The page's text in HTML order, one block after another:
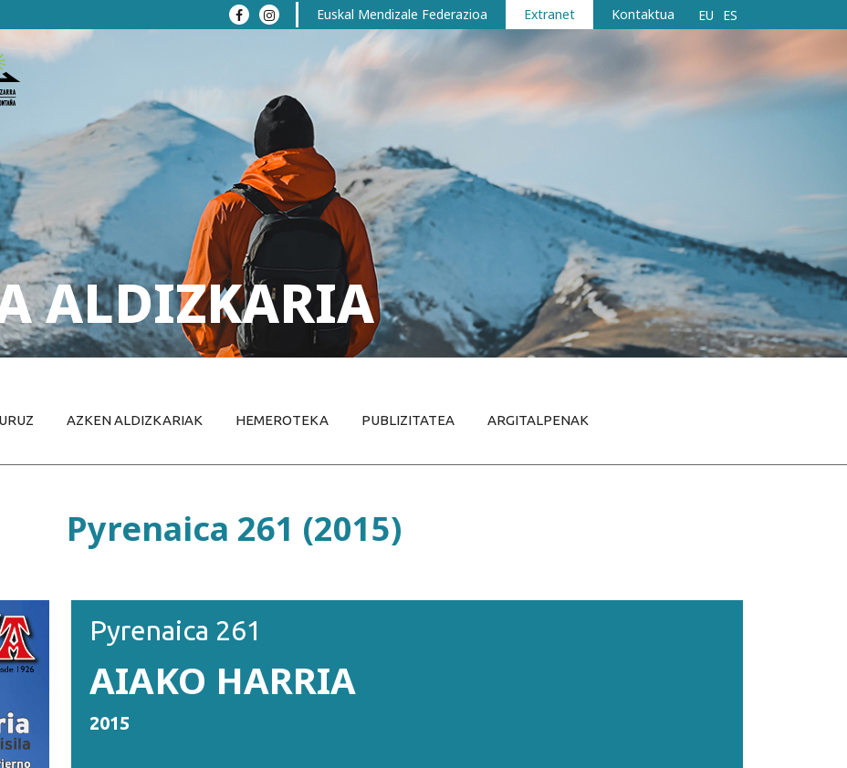
Euskal Mendizale Federazioa Extranet Kontaktua EU ES
ALDIZKARIA
AZKEN ALDIZKARIAK HEMEROTEKA PUBLIZITATEA ARGITALPENAK
Pyrenaica 261 (2015)
Pyrenaica 261
AIAKO HARRIA
2015